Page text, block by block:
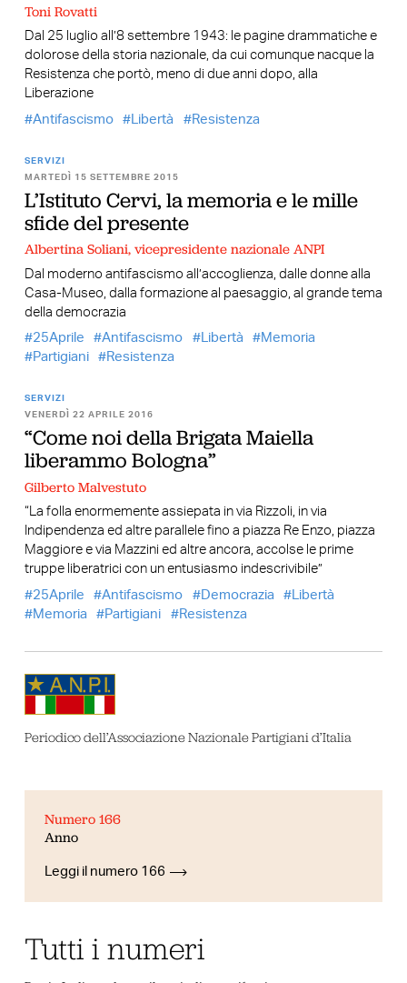
Toni Rovatti
Dal 25 luglio all’8 settembre 1943: le pagine drammatiche e
dolorose della storia nazionale, da cui comunque nacque la
Resistenza che portò, meno di due anni dopo, alla
Liberazione
Antifascismo
Libertà Resistenza
SERVIZI
MARTEDÌ 15 SETTEMBRE 2015
L’Istituto Cervi, la memoria e le mille
sfide del presente
Albertina Soliani, vicepresidente nazionale ANPI
Dal moderno antifascismo all’accoglienza, dalle donne alla
Casa-Museo, dalla formazione al paesaggio, al grande tema
della democrazia
25Aprile
Antifascismo Libertà
Memoria
Partigiani
Resistenza
SERVIZI
VENERDÌ 22 APRILE 2016
“Come noi della Brigata Maiella
liberammo Bologna”
Gilberto Malvestuto
“La folla enormemente assiepata in via Rizzoli, in via
Indipendenza ed altre parallele fino a piazza Re Enzo, piazza
Maggiore e via Mazzini ed altre ancora, accolse le prime
truppe liberatrici con un entusiasmo indescrivibile”
25Aprile
Antifascismo Democrazia
Libertà
Memoria
Partigiani Resistenza
Periodico dell’Associazione Nazionale Partigiani d’Italia
Numero 166
Anno
Leggi il numero 166
Tutti i numeri